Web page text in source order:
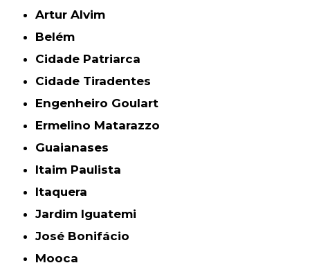
Artur Alvim
Belém
Cidade Patriarca
Cidade Tiradentes
Engenheiro Goulart
Ermelino Matarazzo
Guaianases
Itaim Paulista
Itaquera
Jardim Iguatemi
José Bonifácio
Mooca